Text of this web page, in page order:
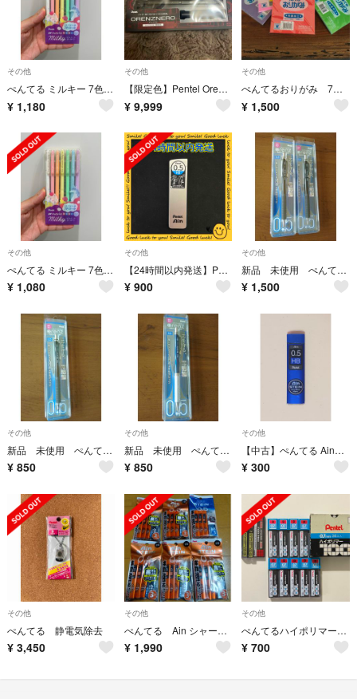
その他
ぺんてる ミルキー 7色 K108J-7ST
¥ 1,180
その他
【限定色】Pentel OrenzNero 0.5mmグリーンブラック
¥ 9,999
その他
ぺんてるおりがみ 7色セット
¥ 1,500
その他
ぺんてる ミルキー 7色 K108J-7ST
¥ 1,080
その他
【24時間以内発送】Pentel Ain 限定シークレットケース 銀
¥ 900
その他
新品 未使用 ぺんてる オレンズ 折れないシャーペン ２点セット 定価2200円
¥ 1,500
その他
新品 未使用 ぺんてる オレンズ 折れないシャーペン 定価1100円
¥ 850
その他
新品 未使用 ぺんてる オレンズ 折れないシャーペン 定価1100円
¥ 850
その他
【中古】ぺんてる Ain替芯シュタイン 0.5mm HB
¥ 300
その他
ぺんてる 静電気除去
¥ 3,450
その他
ぺんてる Ain シャープ替芯 まとめ売り
¥ 1,990
その他
ぺんてるハイポリマーシャーペン芯
¥ 700